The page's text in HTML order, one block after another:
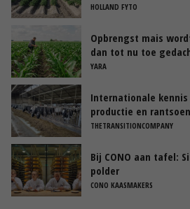
HOLLAND FYTO
Opbrengst mais
dan tot nu toe
YARA
Internationale
productie en
THETRANSITIONCOMPANY
Bij CONO aan tafel:
polder
CONO KAASMAKERS